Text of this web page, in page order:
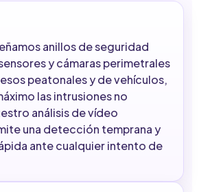
anillos de seguridad
y cámaras perimetrales
peatonales y de vehículos,
las intrusiones no
análisis de vídeo
una detección temprana y
ante cualquier intento de